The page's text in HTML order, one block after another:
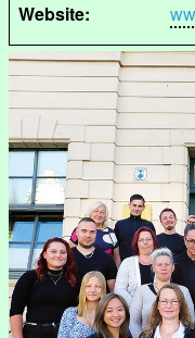
Website: